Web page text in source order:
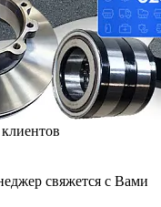
свяжется с Вами